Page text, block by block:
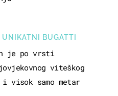
UNIKATNI BUGATTI
je po vrsti
viteškog
i visok samo metar